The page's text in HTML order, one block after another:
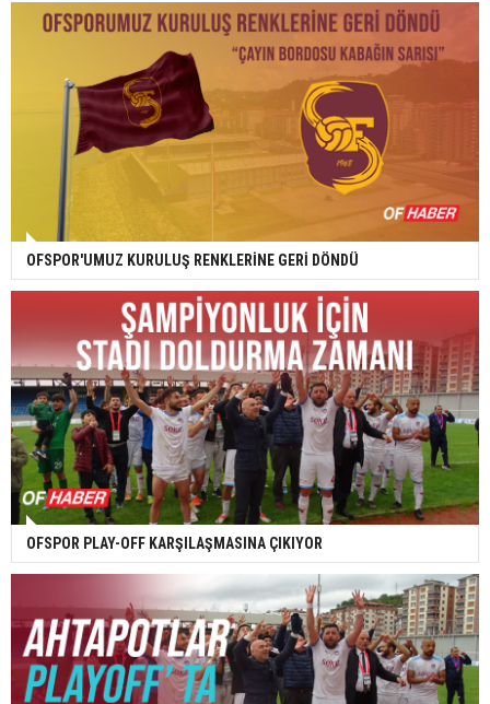
OFSPOR'UMUZ KURULUŞ RENKLERİNE GERİ DÖNDÜ
OFSPOR PLAY-OFF KARŞILAŞMASINA ÇIKIYOR